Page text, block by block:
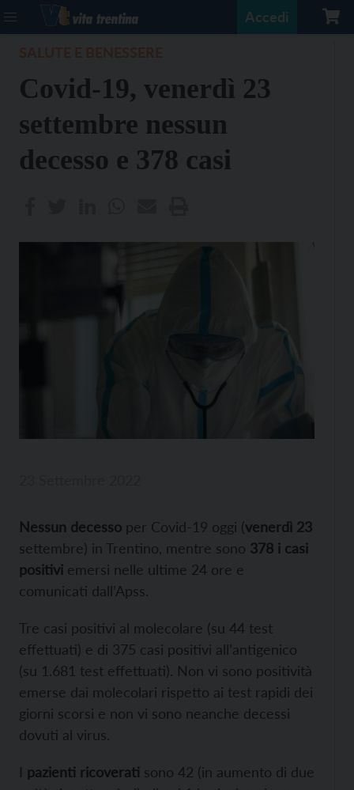
Accedi
Covid-19, venerdì 23
settembre nessun
decesso e 378 casi
Nessun decesso per Covid-19 oggi (venerdì 23
settembre) in Trentino, mentre sono 378 i casi
positivi emersi nelle ultime 24 ore e
comunicati dall’Apss.
Tre casi positivi al molecolare (su 44 test
effettuati) e di 375 casi positivi all’antigenico
(su 1.681 test effettuati). Non vi sono positività
emerse dai molecolari rispetto ai test rapidi dei
giorni scorsi e non vi sono neanche decessi
dovuti al virus.
I pazienti ricoverati sono 42 (in aumento di due